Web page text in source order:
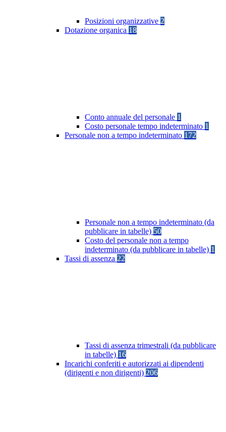
Posizioni organizzative 2
Dotazione organica 18
Conto annuale del personale 1
Costo personale tempo indeterminato 1
Personale non a tempo indeterminato 172
Personale non a tempo indeterminato (da
pubblicare in tabelle) 50
Costo del personale non a tempo
indeterminato (da pubblicare in tabelle) 1
Tassi di assenza 22
Tassi di assenza trimestrali (da pubblicare
in tabelle) 16
Incarichi conferiti e autorizzati ai dipendenti
(dirigenti e non dirigenti) 206